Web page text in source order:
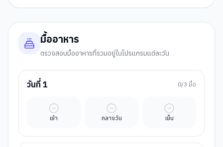
มื้ออาหาร
ตรวจสอบมื้ออาหารที่รวมอยู่ในโปรแกรมแต่ละวัน
วันที่ 1 0/3 มื้อ
เช้า
มื้ออิสระ
กลางวัน
มื้ออิสระ
เย็น
มื้ออิสระ